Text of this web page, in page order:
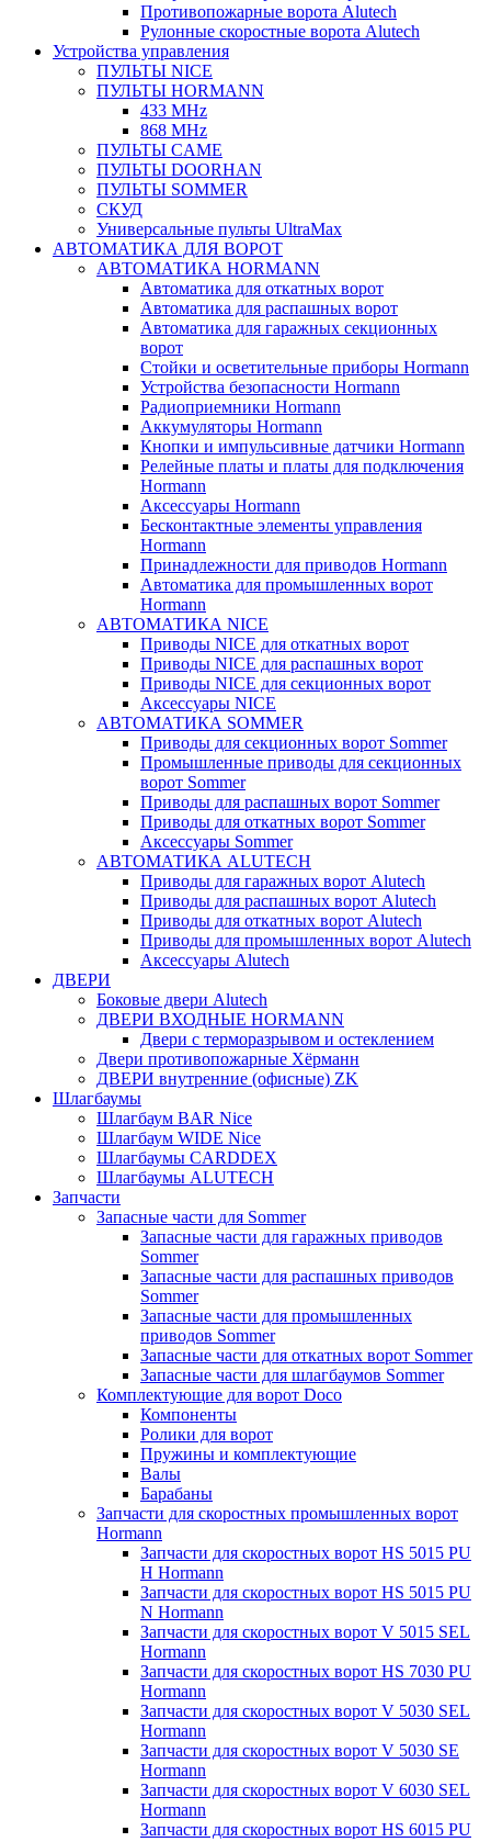
Противопожарные ворота Alutech
Рулонные скоростные ворота Alutech
Устройства управления
ПУЛЬТЫ NICE
ПУЛЬТЫ HORMANN
433 MHz
868 MHz
ПУЛЬТЫ CAME
ПУЛЬТЫ DOORHAN
ПУЛЬТЫ SOMMER
СКУД
Универсальные пульты UltraMax
АВТОМАТИКА ДЛЯ ВОРОТ
АВТОМАТИКА HORMANN
Автоматика для откатных ворот
Автоматика для распашных ворот
Автоматика для гаражных секционных
ворот
Стойки и осветительные приборы Hormann
Устройства безопасности Hormann
Радиоприемники Hormann
Аккумуляторы Hormann
Кнопки и импульсивные датчики Hormann
Релейные платы и платы для подключения
Hormann
Аксессуары Hormann
Бесконтактные элементы управления
Hormann
Принадлежности для приводов Hormann
Автоматика для промышленных ворот
Hormann
АВТОМАТИКА NICE
Приводы NICE для откатных ворот
Приводы NICE для распашных ворот
Приводы NICE для секционных ворот
Аксессуары NICE
АВТОМАТИКА SOMMER
Приводы для секционных ворот Sommer
Промышленные приводы для секционных
ворот Sommer
Приводы для распашных ворот Sommer
Приводы для откатных ворот Sommer
Аксессуары Sommer
АВТОМАТИКА ALUTECH
Приводы для гаражных ворот Alutech
Приводы для распашных ворот Alutech
Приводы для откатных ворот Alutech
Приводы для промышленных ворот Alutech
Аксессуары Alutech
ДВЕРИ
Боковые двери Alutech
ДВЕРИ ВХОДНЫЕ HORMANN
Двери с терморазрывом и остеклением
Двери противопожарные Хёрманн
ДВЕРИ внутренние (офисные) ZK
Шлагбаумы
Шлагбаум BAR Nice
Шлагбаум WIDE Nice
Шлагбаумы CARDDEX
Шлагбаумы ALUTECH
Запчасти
Запасные части для Sommer
Запасные части для гаражных приводов
Sommer
Запасные части для распашных приводов
Sommer
Запасные части для промышленных
приводов Sommer
Запасные части для откатных ворот Sommer
Запасные части для шлагбаумов Sommer
Комплектующие для ворот Doco
Компоненты
Ролики для ворот
Пружины и комплектующие
Валы
Барабаны
Запчасти для скоростных промышленных ворот
Hormann
Запчасти для скоростных ворот HS 5015 PU
H Hormann
Запчасти для скоростных ворот HS 5015 PU
N Hormann
Запчасти для скоростных ворот V 5015 SEL
Hormann
Запчасти для скоростных ворот HS 7030 PU
Hormann
Запчасти для скоростных ворот V 5030 SEL
Hormann
Запчасти для скоростных ворот V 5030 SE
Hormann
Запчасти для скоростных ворот V 6030 SEL
Hormann
Запчасти для скоростных ворот HS 6015 PU